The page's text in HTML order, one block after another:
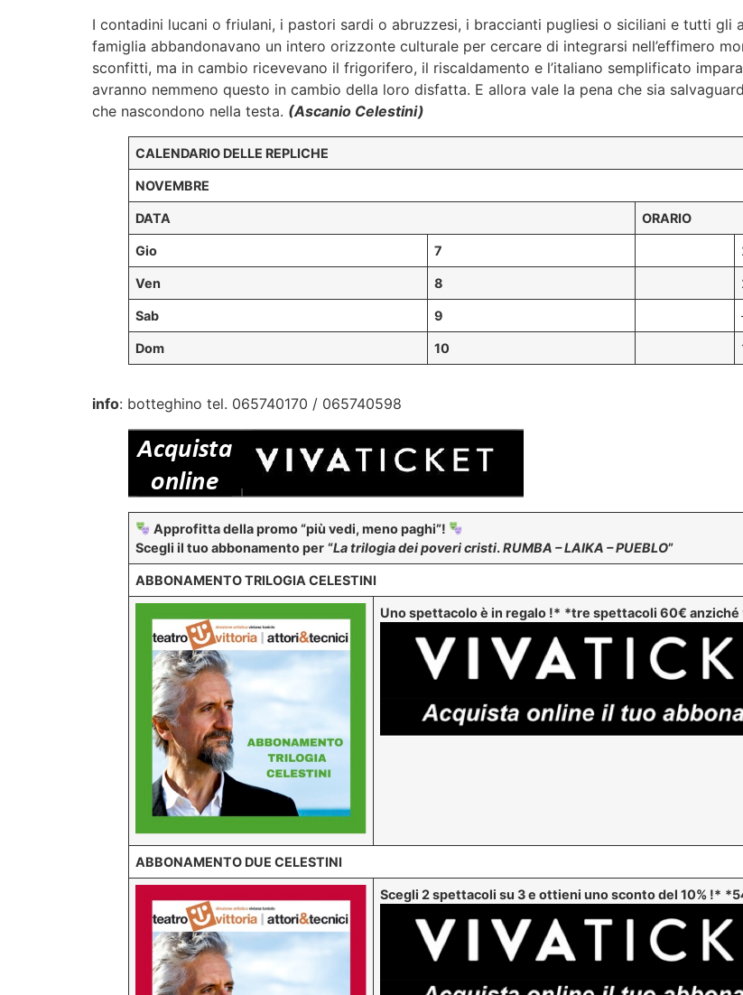
I contadini lucani o friulani, i pastori sardi o abruzzesi, i braccianti pugliesi o siciliani e tutti gli
famiglia abbandonavano un intero orizzonte culturale per cercare di integrarsi nell’effimero
sconfitti, ma in cambio ricevevano il frigorifero, il riscaldamento e l’italiano semplificato
avranno nemmeno questo in cambio della loro disfatta. E allora vale la pena che sia
che nascondono nella testa. (Ascanio Celestini)
CALENDARIO DELLE REPLICHE
NOVEMBRE
DATA ORARIO
Gio 7
Ven 8
Sab 9
Dom 10
info: botteghino tel. 065740170 / 065740598
Approfitta della promo “più vedi, meno paghi”!
Scegli il tuo abbonamento per “La trilogia dei poveri cristi.RUMBA – LAIKA – PUEBLO”
ABBONAMENTO TRILOGIA CELESTINI
Uno spettacolo è in regalo !* *tre spettacoli 60€
ABBONAMENTO DUE CELESTINI
Scegli 2 spettacoli su 3 e ottieni uno sconto del 10% !*